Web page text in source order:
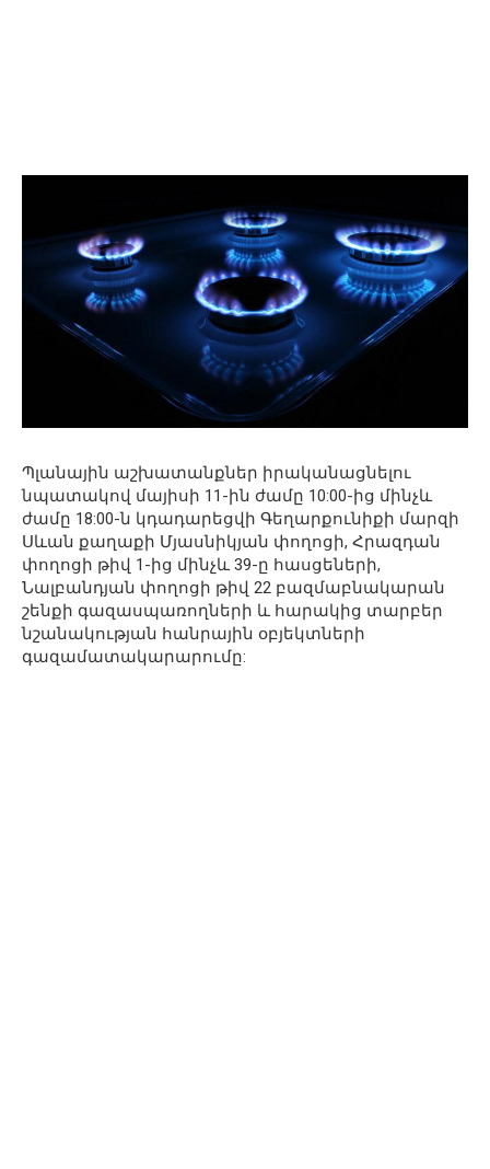
Պլանային աշխատանքներ իրականացնելու
նպատակով մայիսի 11-ին ժամը 10:00-ից մինչև
ժամը 18:00-ն կդադարեցվի Գեղարքունիքի մարզի
Սևան քաղաքի Մյասնիկյան փողոցի, Հրազդան
փողոցի թիվ 1-ից մինչև 39-ը հասցեների,
Նալբանդյան փողոցի թիվ 22 բազմաբնակարան
շենքի գազասպառողների և հարակից տարբեր
նշանակության հանրային օբյեկտների
գազամատակարարումը: